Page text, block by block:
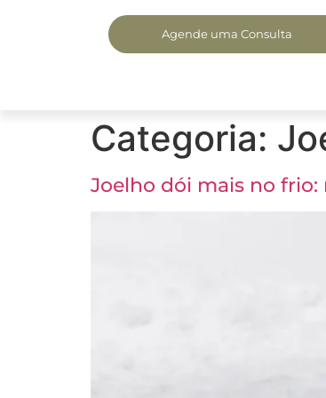
Agende uma Consulta
Categoria:
Joelho dói mais no